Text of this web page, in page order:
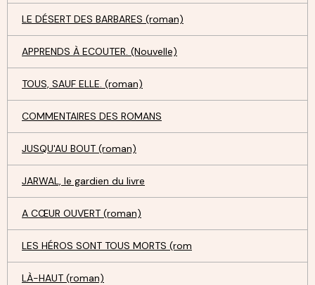
LE DÉSERT DES BARBARES (roman)
APPRENDS À ECOUTER. (Nouvelle)
TOUS, SAUF ELLE. (roman)
COMMENTAIRES DES ROMANS
JUSQU'AU BOUT (roman)
JARWAL, le gardien du livre
A CŒUR OUVERT (roman)
LES HÉROS SONT TOUS MORTS (rom
LÀ-HAUT (roman)